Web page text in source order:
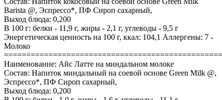
Barista @, Эспрессо*, ПФ Сироп сахарный,
Выход блюда: 0,200
В 100 г: белки - 11,9 г, жиры - 2,1 г, углеводы - 9,5 г
Энергетическая ценность на 100 г, ккал: 104,1 Аллергены: 7 -
Молоко
Наименование: Айс Латте на миндальном молоке
Состав: Напиток миндальный на соевой основе Green Milk @,
Эспрессо*, ПФ Сироп сахарный,
Выход блюда: 0,200